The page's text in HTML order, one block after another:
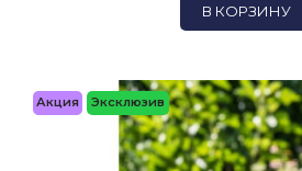
В КОРЗИНУ
Акция Эксклюзив